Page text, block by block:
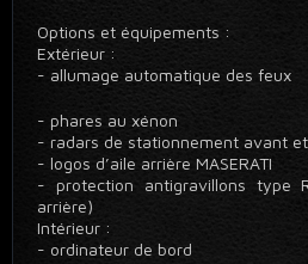
Options et équipements :
Extérieur :
- allumage automatique des feux
- phares au xénon
- radars de stationnement avant
- logos d’aile arrière MASERATI
- protection antigravillons type
arrière)
Intérieur :
- ordinateur de bord